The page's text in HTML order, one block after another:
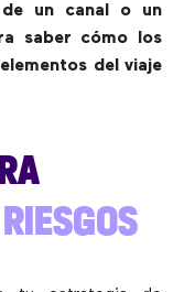
de un canal o un
saber cómo los
del viaje